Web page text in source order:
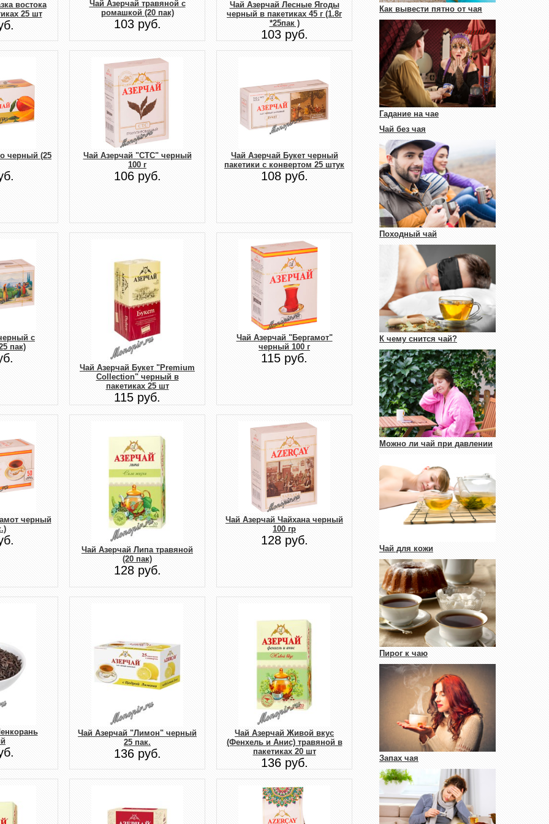
востока
25 шт
Чай Азерчай травяной с
ромашкой (20 пак)
103 руб.
Чай Азерчай Лесные Ягоды
черный в пакетиках 45 г (1.8г
*25пак )
103 руб.
черный (25
Чай Азерчай "СТС" черный
100 г
106 руб.
Чай Азерчай Букет черный
пакетики с конвертом 25 штук
108 руб.
с
пак)
Чай Азерчай Букет "Premium
Collection" черный в
пакетиках 25 шт
115 руб.
Чай Азерчай "Бергамот"
черный 100 г
115 руб.
черный
Чай Азерчай Липа травяной
(20 пак)
128 руб.
Чай Азерчай Чайхана черный
100 гр
128 руб.
Чай Азерчай "Лимон" черный
25 пак.
136 руб.
Чай Азерчай Живой вкус
(Фенхель и Анис) травяной в
пакетиках 20 шт
136 руб.
Как вывести пятно от чая
Гадание на чае
Чай без чая
Походный чай
К чему снится чай?
Можно ли чай при давлении
Чай для кожи
Пирог к чаю
Запах чая